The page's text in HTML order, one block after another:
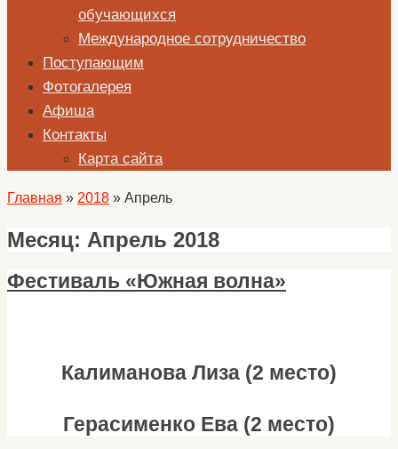
обучающихся
Международное сотрудничество
Поступающим
Фотогалерея
Афиша
Контакты
Карта сайта
Главная » 2018 » Апрель
Месяц: Апрель 2018
Фестиваль «Южная волна»
Калиманова Лиза (2 место)
Герасименко Ева (2 место)